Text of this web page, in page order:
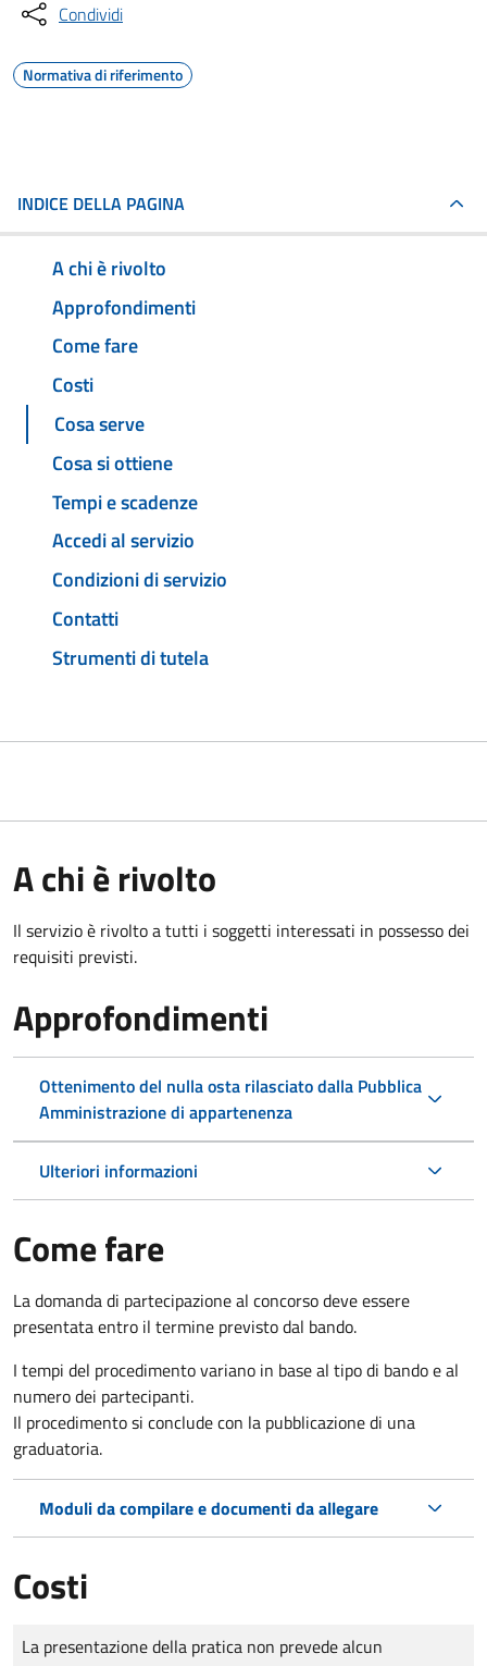
Condividi
Normativa di riferimento
INDICE DELLA PAGINA
A chi è rivolto
Approfondimenti
Come fare
Costi
Cosa serve
Cosa si ottiene
Tempi e scadenze
Accedi al servizio
Condizioni di servizio
Contatti
Strumenti di tutela
A chi è rivolto
Il servizio è rivolto a tutti i soggetti interessati in possesso dei
requisiti previsti.
Approfondimenti
Ottenimento del nulla osta rilasciato dalla Pubblica
Amministrazione di appartenenza
Ulteriori informazioni
Come fare
La domanda di partecipazione al concorso deve essere
presentata entro il termine previsto dal bando.
I tempi del procedimento variano in base al tipo di bando e al
numero dei partecipanti.
Il procedimento si conclude con la pubblicazione di una
graduatoria.
Moduli da compilare e documenti da allegare
Costi
Tipo di pagamento
Importo
La presentazione della pratica non prevede alcun